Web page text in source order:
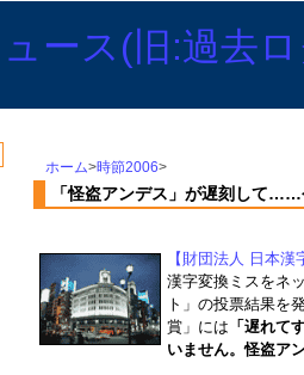
ホーム>時節2006>
「怪盗アンデス」が遅刻して
【財団法人 日本
漢字変換ミスをネ
ト」の投票結果を
賞」には 「遅れて
いません。怪盗ア